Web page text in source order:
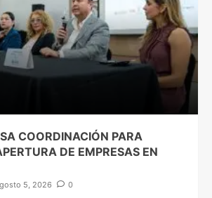
COORDINACIÓN PARA
DE EMPRESAS EN
5, 2026 0